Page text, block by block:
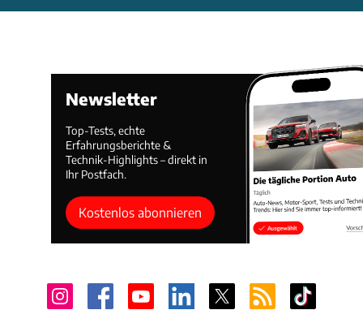
Newsletter
Top-Tests, echte
Erfahrungsberichte &
Technik-Highlights – direkt in
Ihr Postfach.
Kostenlos abonnieren